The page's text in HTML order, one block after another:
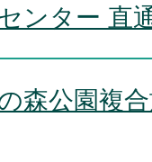
ンター 直
森公園複